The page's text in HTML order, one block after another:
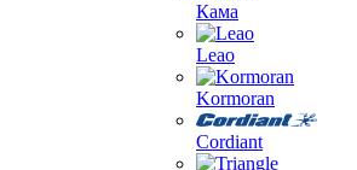
Кама
Leao
Kormoran
Cordiant